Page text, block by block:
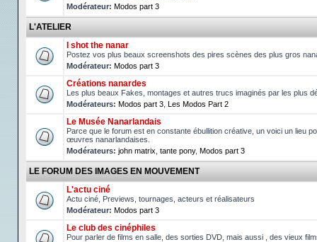
Modérateur: Modos part 3
L'ATELIER
I shot the nanar
Postez vos plus beaux screenshots des pires scènes des plus gros
Modérateur: Modos part 3
Créations nanardes
Les plus beaux Fakes, montages et autres trucs imaginés par les plus
Modérateurs: Modos part 3 Les Modos Part 2
Le Musée Nanarlandais
Parce que le forum est en constante ébullition créative, un voici un lieu
œuvres nanarlandaises.
Modérateurs: john matrix tante pony, Modos part 3
LE FORUM DES IMAGES EN MOUVEMENT
L'actu ciné
Actu ciné, Previews, tournages, acteurs et réalisateurs
Modérateur: Modos part 3
Le club des cinéphiles
Pour parler de films en salle, des sorties DVD, mais aussi , des vieux